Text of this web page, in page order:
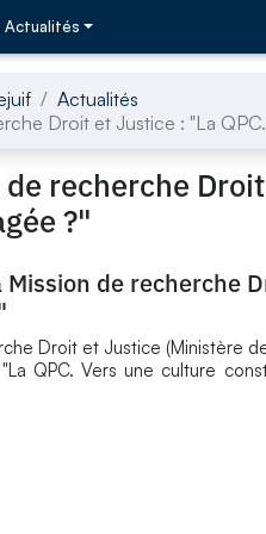
Actualités
Actualités
Droit et Justice : "La
recherche
?"
de recherche
Droit et Justice (Ministère
QPC. Vers une culture